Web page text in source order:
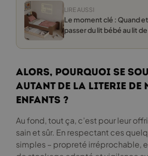
LIRE AUSSI
Le moment clé : Quand
passer du lit bébé au lit
parents
Alors, pourquoi se
autant de la literie de
enfants ?
Au fond, tout ça, c’est pour leur
sain et sûr. En respectant ces
simples – propreté irréprochable,